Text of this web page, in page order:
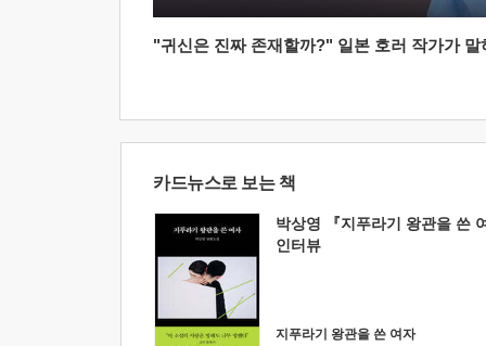
"귀신은 진짜 존재할까?" 일본 호러 작가가
카드뉴스로 보는 책
박상영 『지푸라기 왕관을 쓴
인터뷰
지푸라기 왕관을 쓴 여자